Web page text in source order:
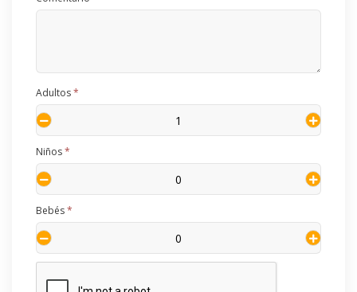
*
Adultos
*
Niños
*
Bebés